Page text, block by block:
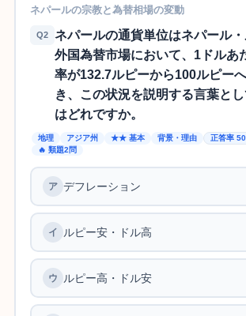
ネパールの宗教と為替相場の変動
Q2
ネパールの通貨単位はネパール・
外国為替市場において、1ドルあ
率が132.7ルピーから100ルピー
き、この状況を説明する言葉と
はどれですか。
地理 アジア州 ★★ 基本 背景・理由
正答率
🔥 類題2問
デフレーション
ルピー安・ドル高
ルピー高・ドル安